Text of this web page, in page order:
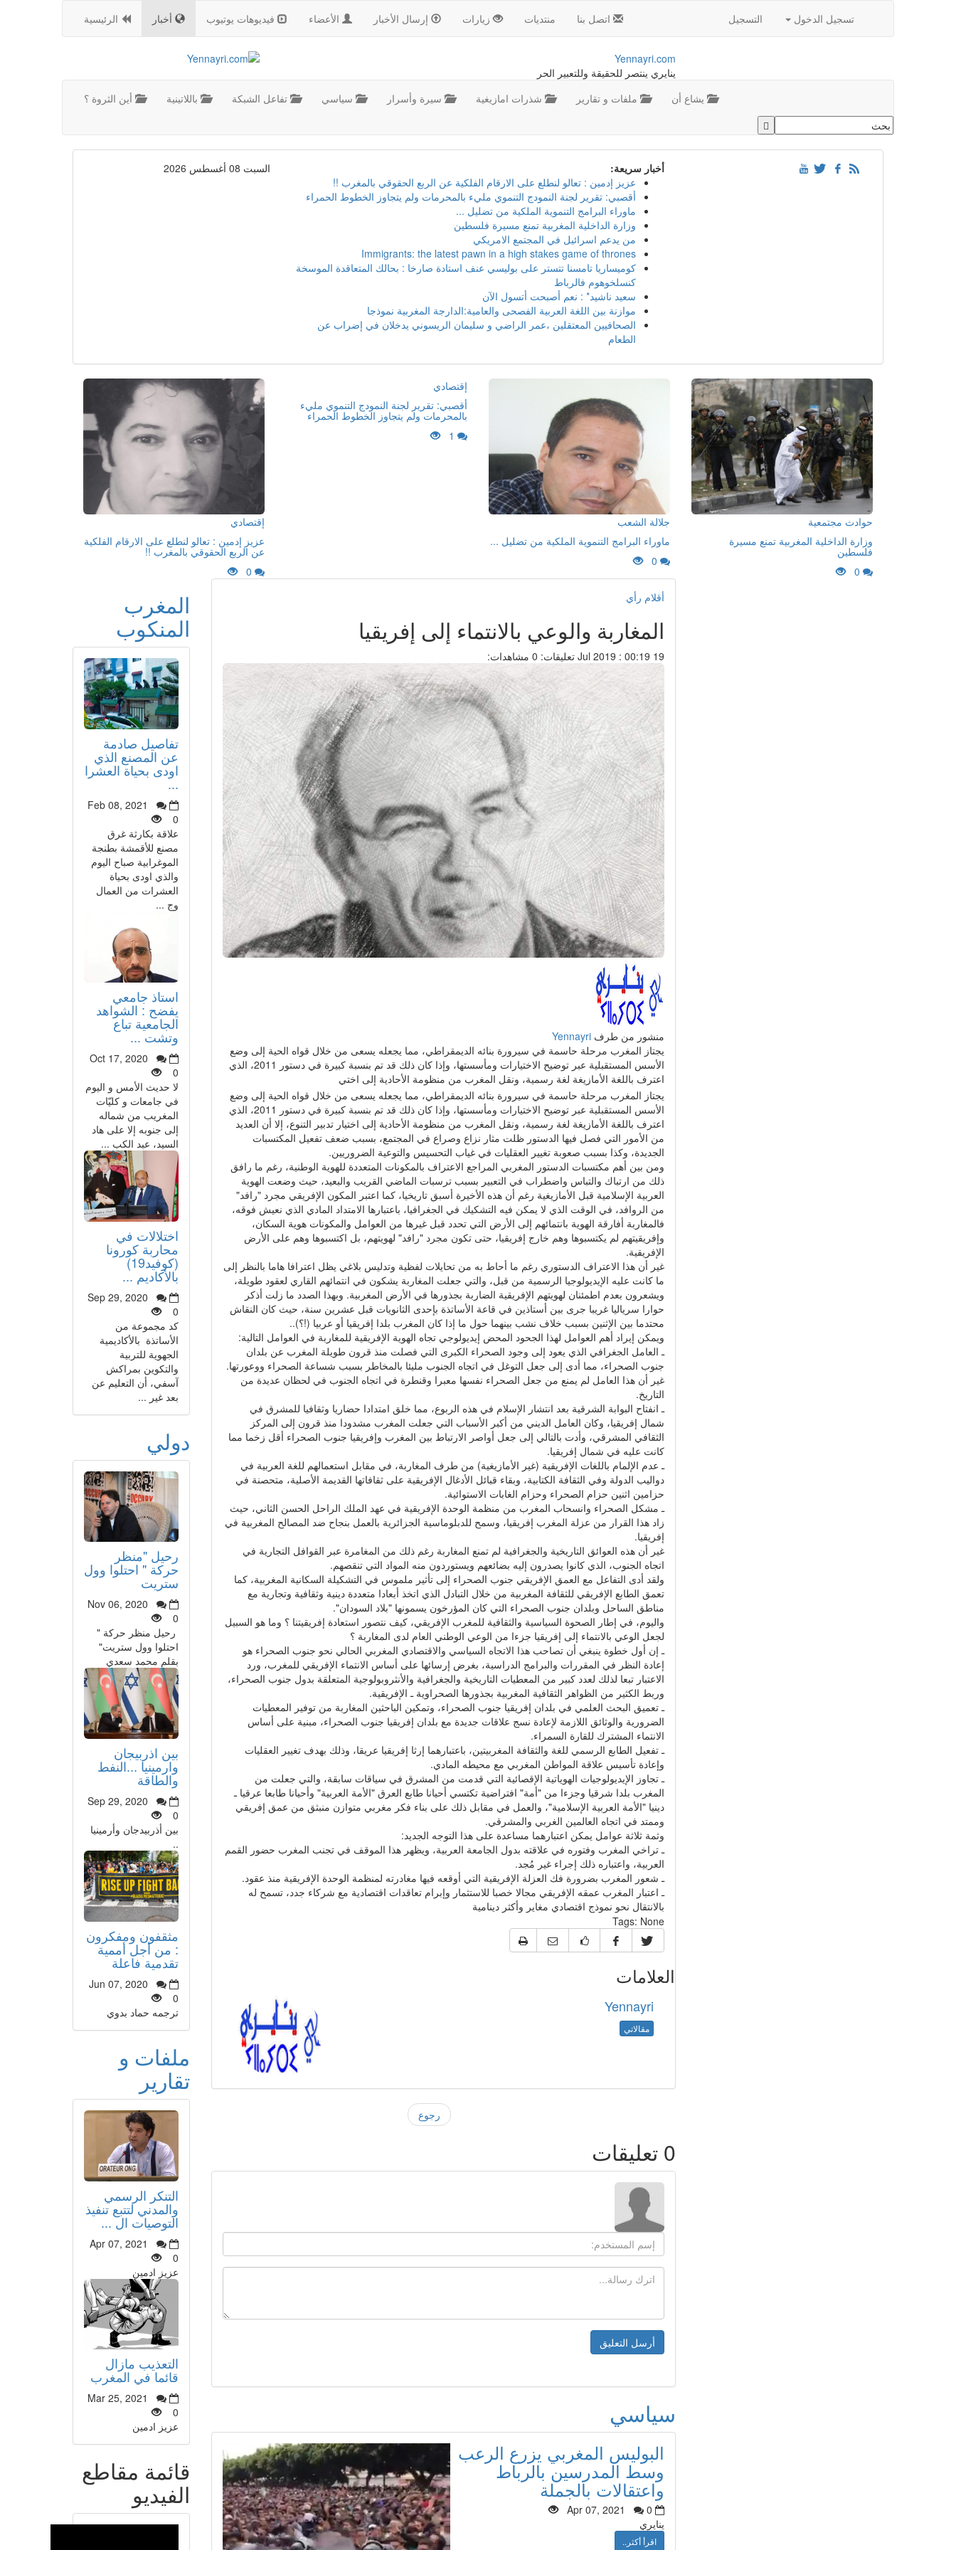
الرئيسية أخبار فيديوهات يوتيوب الأعضاء إرسال الأخبار زيارات منتديات اتصل بنا التسجيل تسجيل الدخول
Yennayri.com
ينايري ينتصر للحقيقة وللتعبير الحر
أين الثروة ؟
باللاتينية تفاعل الشبكة سياسي سيرة وأسرار شذرات امازيغية ملفات و تقارير يشاع أن
السبت 08 أغسطس 2026
أخبار سريعة:
عزيز إدمين : تعالو لنطلع على الارقام الفلكية عن الربع الحقوقي بالمغرب !!
أقصبي: تقرير لجنة النمودج التنموي مليء بالمحرمات ولم يتجاوز الخطوط الحمراء
ماوراء البرامج التنموية الملكية من تضليل ...
وزارة الداخلية المغربية تمنع مسيرة فلسطين
من يدعم اسرائيل في المجتمع الامريكي
Immigrants: the latest pawn in a high stakes game of thrones
كوميساريا تامسنا تتستر على بوليسي عنف استادة صارخا : بحالك المتعاقدة الموسخة
كنسلخوهوم فالرباط
سعيد ناشيد* : نعم أصبحت أتسول الآن
موازنة بين اللغة العربية الفصحى والعامية:الدارجة المغربية نموذجا
الصحافيين المعتقلين ،عمر الراضي و سليمان الريسوني يدخلان في إضراب عن
الطعام
إقتصادي
عزيز إدمين : تعالو لنطلع على الارقام الفلكية
عن الربع الحقوقي بالمغرب !!
إقتصادي
أقصبي: تقرير لجنة النمودج التنموي مليء
بالمحرمات ولم يتجاوز الخطوط الحمراء
جلالة الشعب
ماوراء البرامج التنموية الملكية من تضليل ...
حوادث مجتمعية
وزارة الداخلية المغربية تمنع مسيرة
فلسطين
المغرب
المنكوب
تفاصيل صادمة
عن المصنع الذي
اودى بحياة العشرا
...
Feb 08, 2021
0
علاقة بكارثة غرق
مصنع للأقمشة بطنجة
الموغرابية صباح اليوم
والذي اودى بحياة
العشرات من العمال
وج ...
استاذ جامعي
يفضح : الشواهد
الجامعية تباع
وتشت ...
Oct 17, 2020
0
لا حديث الأمس و اليوم
في جامعات و كليّات
المغريب من شماله
إلى جنوبه إلا على هاد
السيد، عبد الكب ...
اختلالات في
محاربة كورونا
(كوفيد19)
بالأكاديم ...
Sep 29, 2020
0
كد مجموعة من
الأساتذة بالأكاديمية
الجهوية للتربية
والتكوين بمراكش
آسفي، أن التعليم عن
بعد غير ...
دولي
رحيل "منظر
حركة " احتلوا وول
ستريت
Nov 06, 2020
0
رحيل منظر حركة "
احتلوا وول ستريت"
بقلم محمد سعدي
بين اذربيجان
وارمينيا ...النفط
والطاقة
Sep 29, 2020
0
بين أذربيدجان وأرمينيا
..
مثقفون ومفكرون
: من أجل أممية
تقدمية فاعلة
Jun 07, 2020
0
ترجمه حماد بدوي
ملفات و
تقارير
التنكر الرسمي
والمدني لتتبع تنفيذ
التوصيات ال ...
Apr 07, 2021
0
عزيز ادمين
التعذيب مازال
قائما في المغرب
Mar 25, 2021
0
عزيز ادمين
قائمة مقاطع
الفيديو
أقلام رأي
المغاربة والوعي بالانتماء إلى إفريقيا
19 Jul 2019 : 00:19 تعليقات: 0 مشاهدات:
منشور من طرفYennayri
يجتاز المغرب مرحلة حاسمة في سيرورة بنائه الديمقراطي، مما يجعله يسعى من خلال قواه الحية إلى وضع
الأسس المستقبلية عبر توضيح الاختيارات ومأسستها، وإذا كان ذلك قد تم بنسبة كبيرة في دستور 2011، الذي
اعترف باللغة الأمازيغة لغة رسمية، ونقل المغرب من منظومة الأحادية إلى اختي
يجتاز المغرب مرحلة حاسمة في سيرورة بنائه الديمقراطي، مما يجعله يسعى من خلال قواه الحية إلى وضع
الأسس المستقبلية عبر توضيح الاختيارات ومأسستها، وإذا كان ذلك قد تم بنسبة كبيرة في دستور 2011، الذي
اعترف باللغة الأمازيغة لغة رسمية، ونقل المغرب من منظومة الأحادية إلى اختيار تدبير التنوع، إلا أن العديد
من الأمور التي فصل فيها الدستور ظلت مثار نزاع وصراع في المجتمع، بسبب ضعف تفعيل المكتسبات
الجديدة، وكذا بسبب صعوبة تغيير العقليات في غياب التحسيس والتوعية الضروريين.
ومن بين أهم مكتسبات الدستور المغربي المراجع الاعتراف بالمكونات المتعددة للهوية الوطنية، رغم ما رافق
ذلك من ارتباك والتباس واضطراب في التعبير بسبب ترسبات الماضي القريب والبعيد، حيث وضعت الهوية
العربية الإسلامية قبل الأمازيغية رغم أن هذه الأخيرة أسبق تاريخيا، كما اعتبر المكون الإفريقي مجرد "رافد"
من الروافد، في الوقت الذي لا يمكن فيه التشكيك في الجغرافيا، باعتبارها الامتداد المادي الذي نعيش فوقه،
فالمغاربة أفارقة الهوية بانتمائهم إلى الأرض التي تحدد قبل غيرها من العوامل والمكونات هوية السكان،
وإفريقيتهم لم يكتسبوها وهم خارج إفريقيا، حتى تكون مجرد "رافد" لهويتهم، بل اكتسبوها وهم على الأرض
الإفريقية.
غير أن هذا الاعتراف الدستوري رغم ما أحاط به من تحايلات لفظية وتدليس بلاغي يظل اعترافا هاما بالنظر إلى
ما كانت عليه الإيديولوجيا الرسمية من قبل، والتي جعلت المغاربة يشكون في انتمائهم القاري لعقود طويلة،
ويشعرون بعدم اطمئنان لهويتهم الإفريقية الضاربة بجذورها في الأرض المغربية. وبهذا الصدد ما زلت أذكر
حوارا سرياليا غريبا جرى بين أستاذين في قاعة الأساتذة بإحدى الثانويات قبل عشرين سنة، حيث كان النقاش
محتدما بين الإثنين بسبب خلاف نشب بينهما حول ما إذا كان المغرب بلدا إفريقيا أو عربيا (!؟)..
ويمكن إيراد أهم العوامل لهذا الجحود المحض إيديولوجي تجاه الهوية الإفريقية للمغاربة في العوامل التالية:
ـ العامل الجغرافي الذي يعود إلى وجود الصحراء الكبرى التي فصلت منذ قرون طويلة المغرب عن بلدان
جنوب الصحراء، مما أدى إلى جعل التوغل في اتجاه الجنوب مليئا بالمخاطر بسبب شساعة الصحراء ووعورتها.
غير أن هذا العامل لم يمنع من جعل الصحراء نفسها معبرا وقنطرة في اتجاه الجنوب في لحظان عديدة من
التاريخ.
ـ انفتاح البوابة الشرقية بعد انتشار الإسلام في هذه الربوع، مما خلق امتدادا حضاريا وثقافيا للمشرق في
شمال إفريقيا، وكان العامل الديني من أكبر الأسباب التي جعلت المغرب مشدودا منذ قرون إلى المركز
الثقافي المشرقي، وأدت بالتالي إلى جعل أواصر الارتباط بين المغرب وإفريقيا جنوب الصحراء أقل زخما مما
كانت عليه في شمال إفريقيا.
ـ عدم الإلمام باللغات الإفريقية (غير الأمازيغية) من طرف المغاربة، في مقابل استعمالهم للغة العربية في
دواليب الدولة وفي الثقافة الكتابية، وبقاء قبائل الأدغال الإفريقية على ثقافاتها القديمة الأصلية، متحصنة في
حزامين اثنين حزام الصحراء وحزام الغابات الاستوائية.
ـ مشكل الصحراء وانسحاب المغرب من منظمة الوحدة الإفريقية في عهد الملك الراحل الحسن الثاني، حيث
زاد هذا القرار من عزلة المغرب إفريقيا، وسمح للدبلوماسية الجزائرية بالعمل بنجاح ضد المصالح المغربية في
إفريقيا.
غير أن هذه العوائق التاريخية والجغرافية لم تمنع المغاربة رغم ذلك من المغامرة عبر القوافل التجارية في
اتجاه الجنوب، الذي كانوا يصدرون إليه بضائعهم ويستوردون منه المواد التي تنقصهم.
ولقد أدى التفاعل مع العمق الإفريقي جنوب الصحراء إلى تأثير ملموس في التشكيلة السكانية المغربية، كما
تعمق الطابع الإفريقي للثقافة المغربية من خلال التبادل الذي اتخذ أبعادا متعددة دينية وثقافية وتجارية مع
مناطق الساحل وبلدان جنوب الصحراء التي كان المؤرخون يسمونها "بلاد السودان".
واليوم، في إطار الصحوة السياسية والثقافية للمغرب الإفريقي، كيف نتصور استعادة إفريقيتنا ؟ وما هو السبيل
لجعل الوعي بالانتماء إلى إفريقيا جزءا من الوعي الوطني العام لدى المغاربة ؟
ـ إن أول خطوة ينبغي أن تصاحب هذا الاتجاه السياسي والاقتصادي المغربي الحالي نحو جنوب الصحراء هو
إعادة النظر في المقررات والبرامج الدراسية، بغرض إرسائها على أساس الانتماء الإفريقي للمغرب، ورد
الاعتبار تبعا لذلك لعدد كبير من المعطيات التاريخية والجغرافية والأنثروبولوجية المتعلقة بدول جنوب الصحراء،
وربط الكثير من الظواهر الثقافية المغربية بجذورها الصحراوية ـ الإفريقية.
ـ تعميق البحث العلمي في بلدان إفريقيا جنوب الصحراء، وتمكين الباحثين المغاربة من توفير المعطيات
الضرورية والوثائق اللازمة لإعادة نسج علاقات جديدة مع بلدان إفريقيا جنوب الصحراء، مبنية على أساس
الانتماء المشترك للقارة السمراء.
ـ تفعيل الطابع الرسمي للغة والثقافة المغربيتين، باعتبارهما إرثا إفريقيا عريقا، وذلك بهدف تغيير العقليات
وإعادة تأسيس علاقة المواطن المغربي مع محيطه المادي.
ـ تجاوز الإيديولوجيات الهوياتية الإقصائية التي قدمت من المشرق في سياقات سابقة، والتي جعلت من
المغرب بلدا شرقيا وجزءا من "أمة" افتراضية تكتسي أحيانا طابع العرق "الأمة العربية" وأحيانا طابعا عرقيا ـ
دينيا "الأمة العربية الإسلامية"، والعمل في مقابل ذلك على بناء فكر مغربي متوازن منبثق من عمق إفريقي
وممتد في اتجاه العالمين الغربي والمشرقي.
وثمة ثلاثة عوامل يمكن اعتبارهما مساعدة على هذا التوجه الجديد:
ـ تراخي المغرب وفتوره في علاقته بدول الجامعة العربية، ويظهر هذا الموقف في تجنب المغرب حضور القمم
العربية، واعتباره ذلك إجراء غير مُجد.
ـ شعور المغرب بضرورة فك العزلة الإفريقية التي أوقعه فيها مغادرته لمنظمة الوحدة الإفريقية منذ عقود.
ـ اعتبار المغرب عمقه الإفريقي مجالا خصبا للاستثمار وإبرام تعاقدات اقتصادية مع شركاء جدد، تسمح له
بالانتقال نحو نموذج اقتصادي مغاير وأكثر دينامية
Tags: None
العلامات
Yennayri
مقالاتي
رجوع
0 تعليقات
سياسي
البوليس المغربي يزرع الرعب
وسط المدرسين بالرباط
واعتقالات بالجملة
Apr 07, 2021
0
ينايري
اقرأ أكثر..